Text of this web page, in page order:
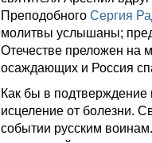
Преподобного Сергия
молитвы услышаны;
Отечестве преложен на
осаждающих и Россия
Как бы в подтверждение
исцеление от болезни.
событии русским